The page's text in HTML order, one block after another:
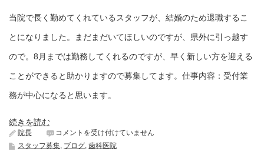
当院で長く勤めてくれているスタッフが、結婚のため退職するこ
とになりました。まだまだいてほしいのですが、県外に引っ越す
ので。8月までは勤務してくれるのですが、早く新しい方を迎える
ことができると助かりますので募集してます。仕事内容：受付業
務が中心になると思います。
続きを読む
院長
受
付、
コメントを受け付けていません
スタッフ募集, ブログ, 歯科医院